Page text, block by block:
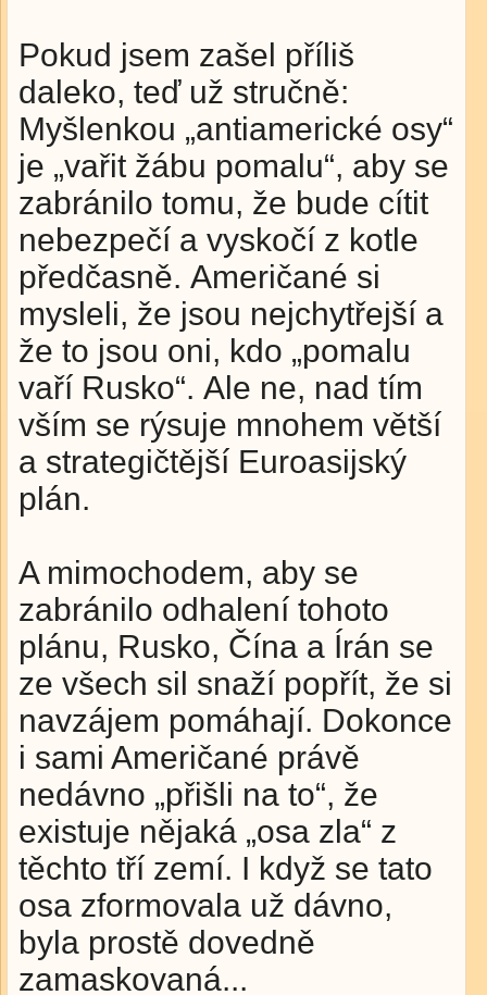
Pokud jsem zašel příliš
daleko, teď už stručně:
Myšlenkou „antiamerické osy“
je „vařit žábu pomalu“, aby se
zabránilo tomu, že bude cítit
nebezpečí a vyskočí z kotle
předčasně. Američané si
mysleli, že jsou nejchytřejší a
že to jsou oni, kdo „pomalu
vaří Rusko“. Ale ne, nad tím
vším se rýsuje mnohem větší
a strategičtější Euroasijský
plán.
A mimochodem, aby se
zabránilo odhalení tohoto
plánu, Rusko, Čína a Írán se
ze všech sil snaží popřít, že si
navzájem pomáhají. Dokonce
i sami Američané právě
nedávno „přišli na to“, že
existuje nějaká „osa zla“ z
těchto tří zemí. I když se tato
osa zformovala už dávno,
byla prostě dovedně
zamaskovaná...